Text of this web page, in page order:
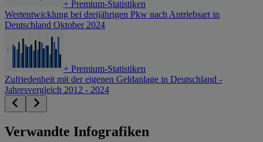
+ Premium-Statistiken
Wertentwicklung bei dreijährigen Pkw nach Antriebsart in
Deutschland Oktober 2024
+ Premium-Statistiken
Zufriedenheit mit der eigenen Geldanlage in Deutschland -
Jahresvergleich 2012 - 2024
Verwandte Infografiken